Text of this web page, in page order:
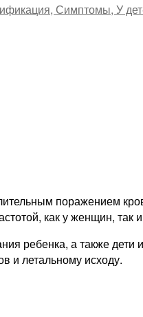
Симптомы, У
поражением
как у женщин, так
ребенка, а также дети
и летальному исходу.